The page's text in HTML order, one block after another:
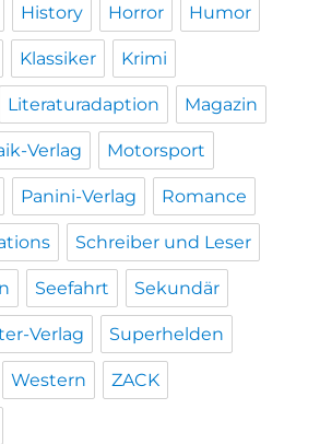
History Horror Humor
Klassiker Krimi
Literaturadaption Magazin
Verlag Motorsport
Panini-Verlag Romance
Schreiber und Leser
Seefahrt Sekundär
Verlag Superhelden
Western ZACK